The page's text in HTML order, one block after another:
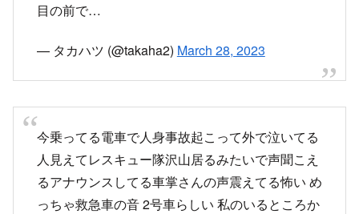
目の前で…
— タカハツ (@takaha2) March 28, 2023
今乗ってる電車で人身事故起こって外で泣いてる
人見えてレスキュー隊沢山居るみたいで声聞こえ
るアナウンスしてる車掌さんの声震えてる怖い め
っちゃ救急車の音 2号車らしい 私のいるところか